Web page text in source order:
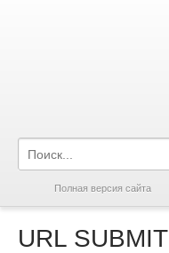
Полная версия сайта
URL SUBMIT